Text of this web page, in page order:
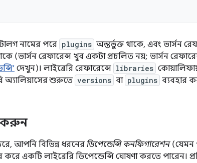
নামের পরে plugins অন্তর্ভুক্ত থাকে, এবং ভার্সন
(ভার্সন রেফারেন্স খুব একটা প্রচলিত নয়; ভার্সন
দেখুন)। লাইব্রেরি রেফারেন্সে libraries
অ্যালিয়াসের শুরুতে versions বা plugins ব্যবহার
করুন
আপনি বিভিন্ন ধরনের ডিপেন্ডেন্সি কনফিগারেশন(যেমন
করে একটি লাইব্রেরি ডিপেন্ডেন্সি ঘোষণা করতে পারেন।